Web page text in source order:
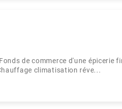
de commerce d'une
climatisation réve...